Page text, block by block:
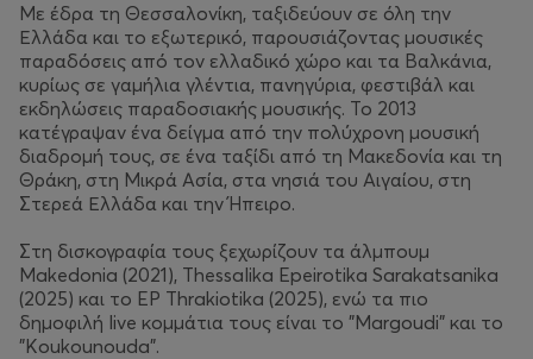
Με έδρα τη Θεσσαλονίκη, ταξιδεύουν σε όλη την
Ελλάδα και το εξωτερικό, παρουσιάζοντας μουσικές
παραδόσεις από τον ελλαδικό χώρο και τα Βαλκάνια,
κυρίως σε γαμήλια γλέντια, πανηγύρια, φεστιβάλ και
εκδηλώσεις παραδοσιακής μουσικής. Το 2013
κατέγραψαν ένα δείγμα από την πολύχρονη μουσική
διαδρομή τους, σε ένα ταξίδι από τη Μακεδονία και τη
Θράκη, στη Μικρά Ασία, στα νησιά του Αιγαίου, στη
Στερεά Ελλάδα και την Ήπειρο.
Στη δισκογραφία τους ξεχωρίζουν τα άλμπουμ
Makedonia (2021), Thessalika Epeirotika Sarakatsanika
(2025) και το EP Thrakiotika (2025), ενώ τα πιο
δημοφιλή live κομμάτια τους είναι το "Margoudi" και το
"Koukounouda".